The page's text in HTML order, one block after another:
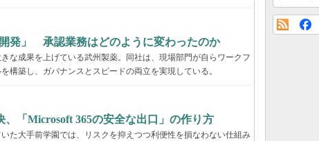
発」 承認業務はどのように変わったのか
な成果を上げている武州製薬。同社は、現場部門が自らワークフ
構築し、ガバナンスとスピードの両立を実現している。
「Microsoft 365の安全な出口」の作り方
た大手前学園では、リスクを抑えつつ利便性を損なわない仕組み